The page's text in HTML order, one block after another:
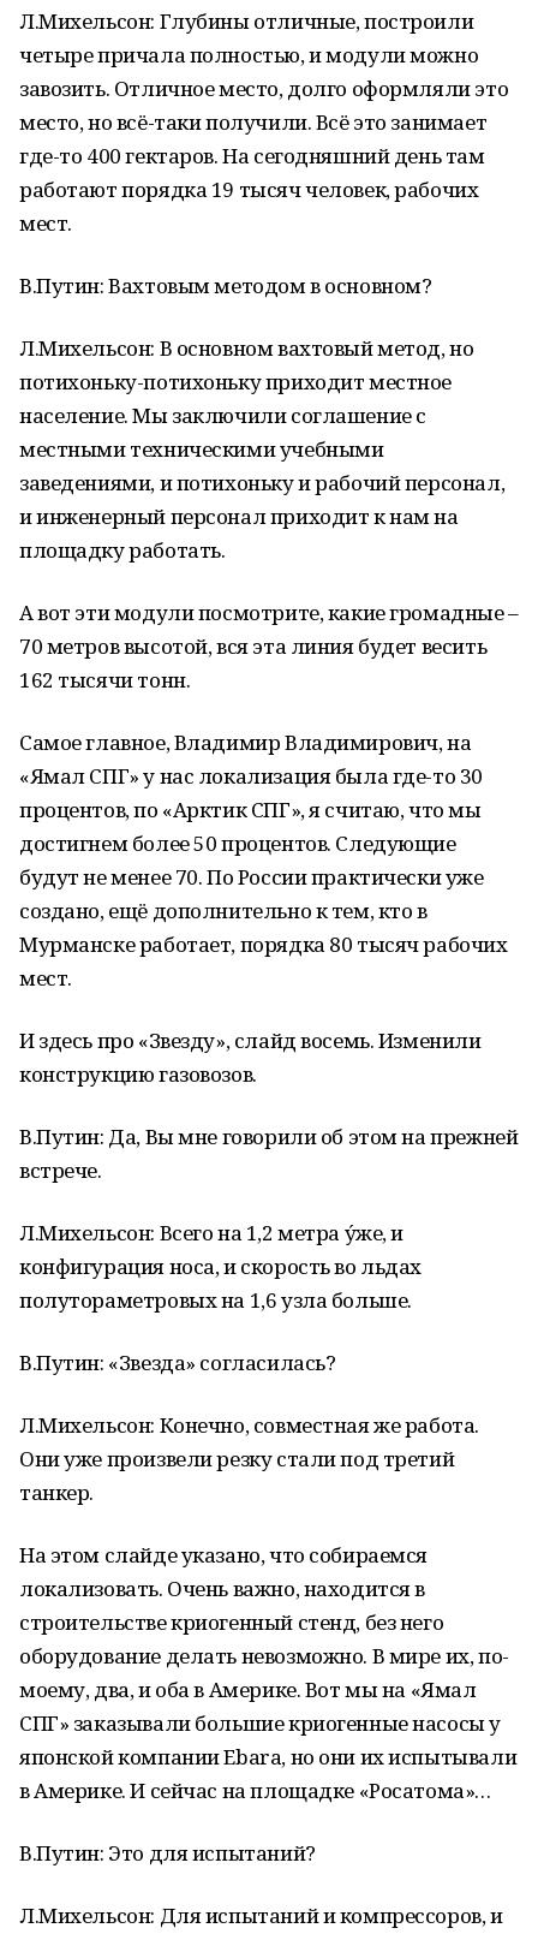
Л.Михельсон: Глубины отличные, построили
четыре причала полностью, и модули можно
завозить. Отличное место, долго оформляли это
место, но всё-таки получили. Всё это занимает
где-то 400 гектаров. На сегодняшний день там
работают порядка 19 тысяч человек, рабочих
мест.
В.Путин: Вахтовым методом в основном?
Л.Михельсон: В основном вахтовый метод, но
потихоньку-потихоньку приходит местное
население. Мы заключили соглашение с
местными техническими учебными
заведениями, и потихоньку и рабочий персонал,
и инженерный персонал приходит к нам на
площадку работать.
А вот эти модули посмотрите, какие громадные –
70 метров высотой, вся эта линия будет весить
162 тысячи тонн.
Самое главное, Владимир Владимирович, на
«Ямал СПГ» у нас локализация была где-то 30
процентов, по «Арктик СПГ», я считаю, что мы
достигнем более 50 процентов. Следующие
будут не менее 70. По России практически уже
создано, ещё дополнительно к тем, кто в
Мурманске работает, порядка 80 тысяч рабочих
мест.
И здесь про «Звезду», слайд восемь. Изменили
конструкцию газовозов.
В.Путин: Да, Вы мне говорили об этом на прежней
встрече.
Л.Михельсон: Всего на 1,2 метра у́же, и
конфигурация носа, и скорость во льдах
полутораметровых на 1,6 узла больше.
В.Путин: «Звезда» согласилась?
Л.Михельсон: Конечно, совместная же работа.
Они уже произвели резку стали под третий
танкер.
На этом слайде указано, что собираемся
локализовать. Очень важно, находится в
строительстве криогенный стенд, без него
оборудование делать невозможно. В мире их, по-
моему, два, и оба в Америке. Вот мы на «Ямал
СПГ» заказывали большие криогенные насосы у
японской компании Ebara, но они их испытывали
в Америке. И сейчас на площадке «Росатома»…
В.Путин: Это для испытаний?
Л.Михельсон: Для испытаний и компрессоров, и